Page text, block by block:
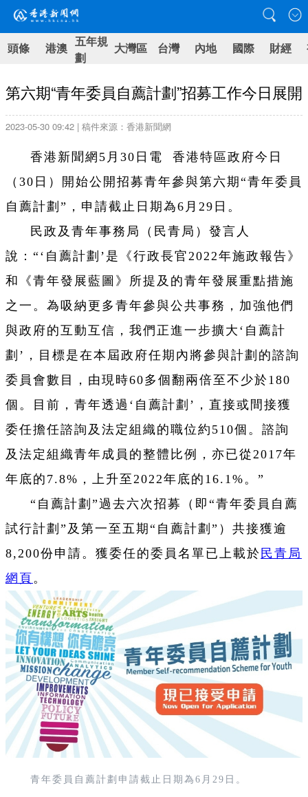
頭條 港澳 五年規
劃
大灣區 台灣 內地 國際 財經
第六期“青年委員自薦計劃”招募工作今日展開
2023-05-30 09:42 | 稿件來源：香港新聞網
香港新聞網5月30日電 香港特區政府今日
（30日）開始公開招募青年參與第六期“青年委員
自薦計劃”，申請截止日期為6月29日。
民政及青年事務局（民青局）發言人
說：“‘自薦計劃’是《行政長官2022年施政報告》
和《青年發展藍圖》所提及的青年發展重點措施
之一。為吸納更多青年參與公共事務，加強他們
與政府的互動互信，我們正進一步擴大 ‘自薦計
劃’ ，目標是在本屆政府任期內將參與計劃的諮詢
委員會數目，由現時60多個翻兩倍至不少於180
個。目前，青年透過 ‘自薦計劃’ ，直接或間接獲
委任擔任諮詢及法定組織的職位約510個。諮詢
及法定組織青年成員的整體比例，亦已從2017年
年底的7.8%，上升至2022年底的16.1%。”
“自薦計劃”過去六次招募（即“青年委員自薦
試行計劃”及第一至五期“自薦計劃”）共接獲逾
8,200份申請。獲委任的委員名單已上載於 民青局
網頁 。
青年委員自薦計劃申請截止日期為6月29日。